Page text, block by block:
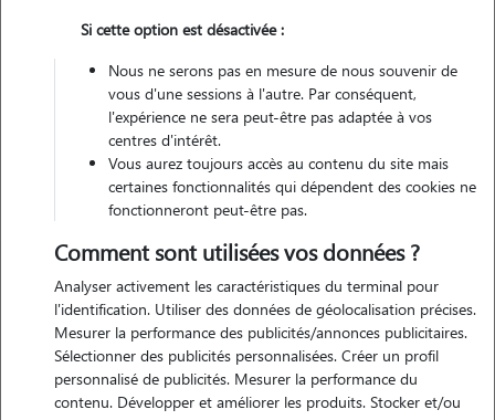
Nos promeneurs et familles d'accueil
à Pujaut (30131)
Si cette option est désactivée :
Nous ne serons pas en mesure de nous souvenir de
vous d'une sessions à l'autre. Par conséquent,
l'expérience ne sera peut-être pas adaptée à vos
centres d'intérêt.
Vous aurez toujours accès au contenu du site mais
certaines fonctionnalités qui dépendent des cookies ne
fonctionneront peut-être pas.
Comment sont utilisées vos données ?
Analyser activement les caractéristiques du terminal pour
l'identification. Utiliser des données de géolocalisation précises.
Mesurer la performance des publicités/annonces publicitaires.
Sélectionner des publicités personnalisées. Créer un profil
personnalisé de publicités. Mesurer la performance du
contenu. Développer et améliorer les produits. Stocker et/ou